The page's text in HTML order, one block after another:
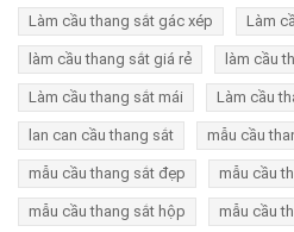
Làm cầu thang sắt gác xép Làm
làm cầu thang sắt giá rẻ làm cầu
Làm cầu thang sắt mái Làm cầu
lan can cầu thang sắt mẫu cầu
mẫu cầu thang sắt đẹp mẫu cầu
mẫu cầu thang sắt hộp mẫu cầu